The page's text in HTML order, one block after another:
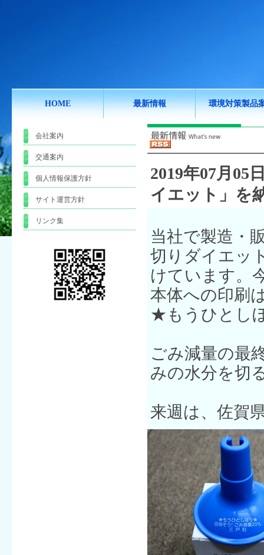
HOME 最新情報 環境対策製品
会社案内
交通案内
個人情報保護方針
サイト運営方針
リンク集
2019年07月05
イエット」を
当社で製造・
切りダイエッ
けています。
本体への印刷
★もうひとし
ごみ減量の最
みの水分を切
来週は、佐賀